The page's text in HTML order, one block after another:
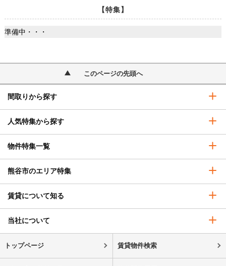
【特集】
準備中・・・
このページの先頭へ
間取りから探す
人気特集から探す
物件特集一覧
熊谷市のエリア特集
賃貸について知る
当社について
トップページ 賃貸物件検索